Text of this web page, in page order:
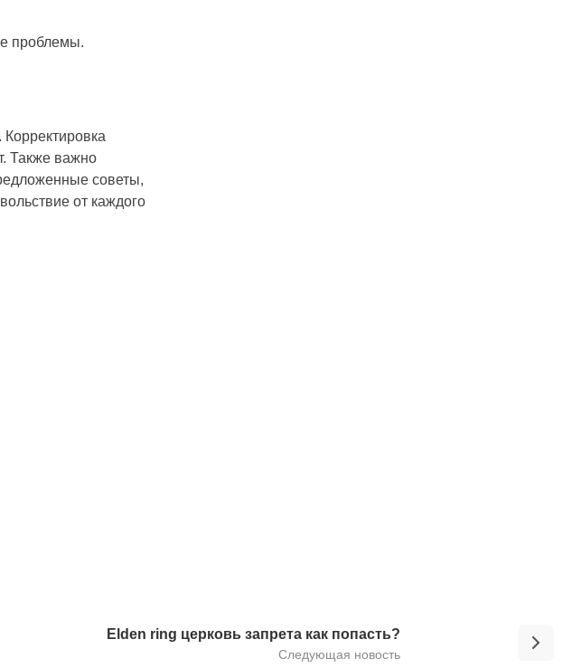
проблемы.
Также важно
советы,
от каждого
Elden ring церковь запрета как попасть?
Следующая новость